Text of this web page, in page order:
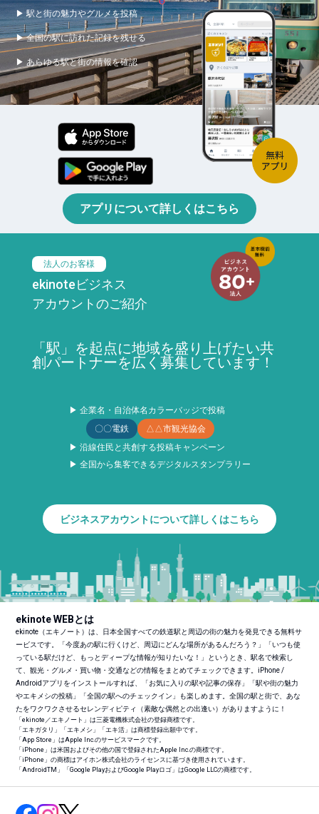
▶ 駅と街の魅力やグルメを投稿
▶ 全国の駅に訪れた記録を残せる
▶ あらゆる駅と街の情報を確認
アプリについて詳しくはこちら
法人のお客様
ekinoteビジネス
アカウントのご紹介
「駅」を起点に地域を盛り上げたい共
創パートナーを広く募集しています！
▶ 企業名・自治体名カラーバッジで投稿
〇〇電鉄
△△市観光協会
▶ 沿線住民と共創する投稿キャンペーン
▶ 全国から集客できるデジタルスタンプラリー
ビジネスアカウントについて詳しくはこちら
ekinote WEBとは
ekinote（エキノート）は、日本全国すべての鉄道駅と周辺の街の魅力を発見できる無料サ
ービスです。「今度あの駅に行くけど、周辺にどんな場所があるんだろう？」「いつも使
っている駅だけど、もっとディープな情報が知りたいな！」というとき、駅名で検索し
て、観光・グルメ・買い物・交通などの情報をまとめてチェックできます。iPhone /
Androidアプリをインストールすれば、「お気に入りの駅や記事の保存」「駅や街の魅力
やエキメシの投稿」「全国の駅へのチェックイン」も楽しめます。全国の駅と街で、あな
たをワクワクさせるセレンディピティ（素敵な偶然との出逢い）がありますように！
「ekinote／エキノート」は三菱電機株式会社の登録商標です。
「エキガタリ」「エキメシ」「エキ活」は商標登録出願中です。
「App Store」はApple Inc.のサービスマークです。
「iPhone」は米国およびその他の国で登録されたApple Inc.の商標です。
「iPhone」の商標はアイホン株式会社のライセンスに基づき使用されています。
「AndroidTM 」「Google PlayおよびGoogle Playロゴ」はGoogle LLCの商標です。